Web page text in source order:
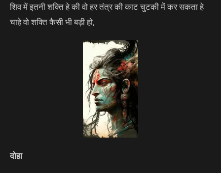
शिव में इतनी शक्ति हे की वो हर तंत्र की काट चुटकी में कर सकता हे
चाहे वो शक्ति कैसी भी बड़ी हो,
दोहा